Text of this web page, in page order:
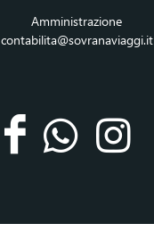
Amministrazione
contabilita@sovranaviaggi.it